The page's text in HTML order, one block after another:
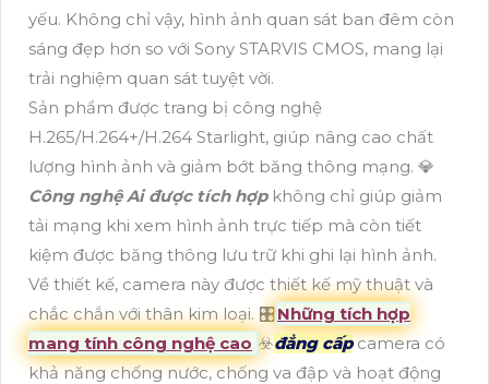
yếu. Không chỉ vậy, hình ảnh quan sát ban đêm còn
sáng đẹp hơn so với Sony STARVIS CMOS, mang lại
trải nghiệm quan sát tuyệt vời.
Sản phẩm được trang bị công nghệ
H.265/H.264+/H.264 Starlight, giúp nâng cao chất
lượng hình ảnh và giảm bớt băng thông mạng. 💎
Công nghệ Ai được tích hợpkhông chỉ giúp giảm
tải mạng khi xem hình ảnh trực tiếp mà còn tiết
kiệm được băng thông lưu trữ khi ghi lại hình ảnh.
Về thiết kế, camera này được thiết kế mỹ thuật và
chắc chắn với thân kim loại. 🎛Những tích hợp
mang tính công nghệ cao ☣️đẳng cấpcamera có
khả năng chống nước, chống va đập và hoạt động